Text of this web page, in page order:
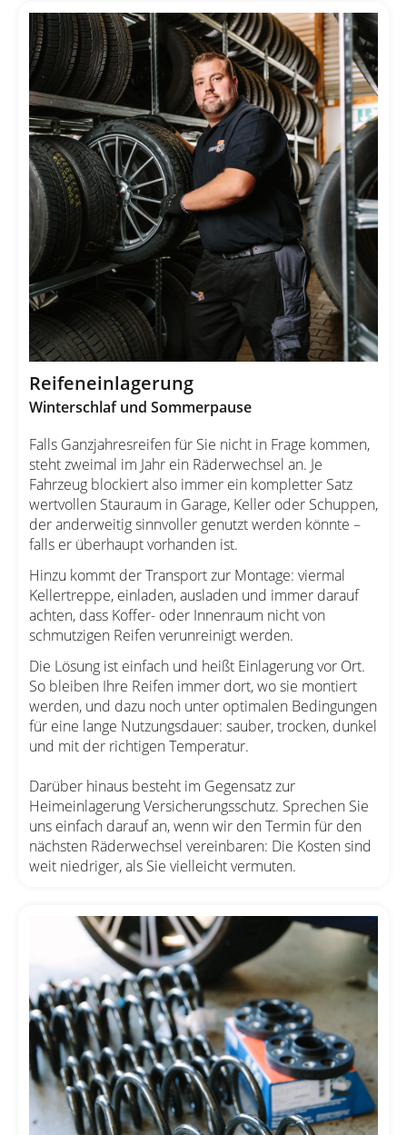
Reifeneinlagerung
Winterschlaf und Sommerpause
Falls Ganzjahresreifen für Sie nicht in Frage kommen,
steht zweimal im Jahr ein Räderwechsel an. Je
Fahrzeug blockiert also immer ein kompletter Satz
wertvollen Stauraum in Garage, Keller oder Schuppen,
der anderweitig sinnvoller genutzt werden könnte –
falls er überhaupt vorhanden ist.
Hinzu kommt der Transport zur Montage: viermal
Kellertreppe, einladen, ausladen und immer darauf
achten, dass Koffer- oder Innenraum nicht von
schmutzigen Reifen verunreinigt werden.
Die Lösung ist einfach und heißt Einlagerung vor Ort.
So bleiben Ihre Reifen immer dort, wo sie montiert
werden, und dazu noch unter optimalen Bedingungen
für eine lange Nutzungsdauer: sauber, trocken, dunkel
und mit der richtigen Temperatur.
Darüber hinaus besteht im Gegensatz zur
Heimeinlagerung Versicherungsschutz. Sprechen Sie
uns einfach darauf an, wenn wir den Termin für den
nächsten Räderwechsel vereinbaren: Die Kosten sind
weit niedriger, als Sie vielleicht vermuten.